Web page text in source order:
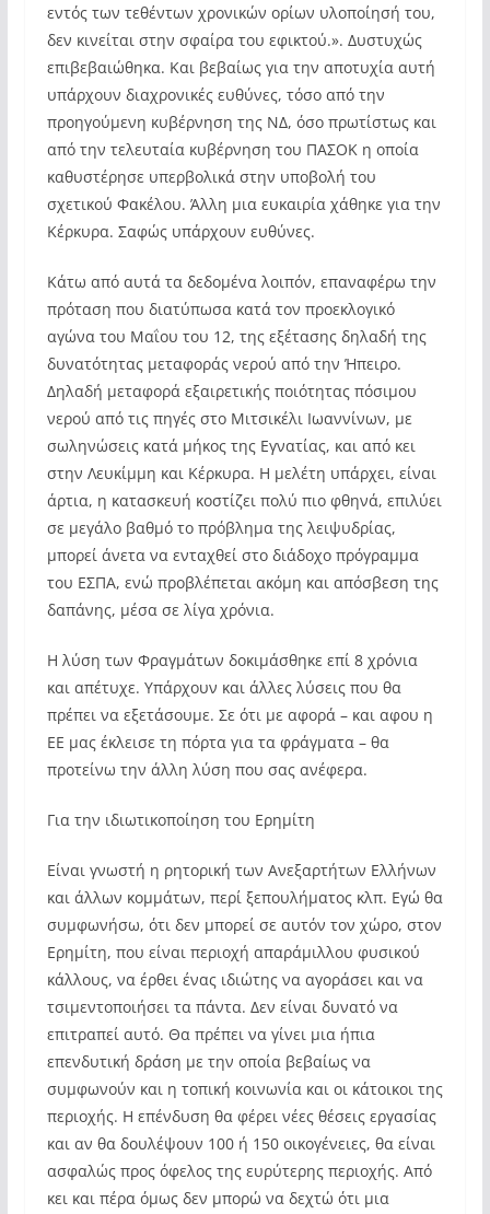
εντός των τεθέντων χρονικών ορίων υλοποίησή του,
δεν κινείται στην σφαίρα του εφικτού.». Δυστυχώς
επιβεβαιώθηκα. Και βεβαίως για την αποτυχία αυτή
υπάρχουν διαχρονικές ευθύνες, τόσο από την
προηγούμενη κυβέρνηση της ΝΔ, όσο πρωτίστως και
από την τελευταία κυβέρνηση του ΠΑΣΟΚ η οποία
καθυστέρησε υπερβολικά στην υποβολή του
σχετικού Φακέλου. Άλλη μια ευκαιρία χάθηκε για την
Κέρκυρα. Σαφώς υπάρχουν ευθύνες.
Κάτω από αυτά τα δεδομένα λοιπόν, επαναφέρω την
πρόταση που διατύπωσα κατά τον προεκλογικό
αγώνα του Μαΐου του 12, της εξέτασης δηλαδή της
δυνατότητας μεταφοράς νερού από την Ήπειρο.
Δηλαδή μεταφορά εξαιρετικής ποιότητας πόσιμου
νερού από τις πηγές στο Μιτσικέλι Ιωαννίνων, με
σωληνώσεις κατά μήκος της Εγνατίας, και από κει
στην Λευκίμμη και Κέρκυρα. Η μελέτη υπάρχει, είναι
άρτια, η κατασκευή κοστίζει πολύ πιο φθηνά, επιλύει
σε μεγάλο βαθμό το πρόβλημα της λειψυδρίας,
μπορεί άνετα να ενταχθεί στο διάδοχο πρόγραμμα
του ΕΣΠΑ, ενώ προβλέπεται ακόμη και απόσβεση της
δαπάνης, μέσα σε λίγα χρόνια.
Η λύση των Φραγμάτων δοκιμάσθηκε επί 8 χρόνια
και απέτυχε. Υπάρχουν και άλλες λύσεις που θα
πρέπει να εξετάσουμε. Σε ότι με αφορά – και αφου η
ΕΕ μας έκλεισε τη πόρτα για τα φράγματα – θα
προτείνω την άλλη λύση που σας ανέφερα.
Για την ιδιωτικοποίηση του Ερημίτη
Είναι γνωστή η ρητορική των Ανεξαρτήτων Ελλήνων
και άλλων κομμάτων, περί ξεπουλήματος κλπ. Εγώ θα
συμφωνήσω, ότι δεν μπορεί σε αυτόν τον χώρο, στον
Ερημίτη, που είναι περιοχή απαράμιλλου φυσικού
κάλλους, να έρθει ένας ιδιώτης να αγοράσει και να
τσιμεντοποιήσει τα πάντα. Δεν είναι δυνατό να
επιτραπεί αυτό. Θα πρέπει να γίνει μια ήπια
επενδυτική δράση με την οποία βεβαίως να
συμφωνούν και η τοπική κοινωνία και οι κάτοικοι της
περιοχής. Η επένδυση θα φέρει νέες θέσεις εργασίας
και αν θα δουλέψουν 100 ή 150 οικογένειες, θα είναι
ασφαλώς προς όφελος της ευρύτερης περιοχής. Από
κει και πέρα όμως δεν μπορώ να δεχτώ ότι μια